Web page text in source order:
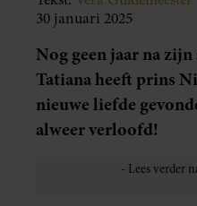
30 januari 2025
Nog geen jaar na
Tatiana heeft prins
nieuwe liefde
alweer verloofd!